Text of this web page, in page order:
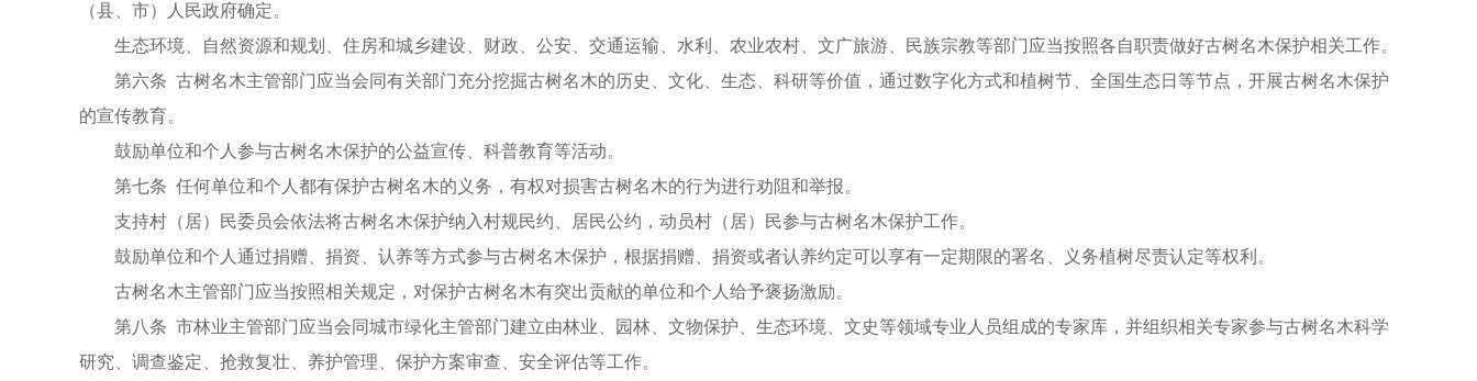
（县、市）人民政府确定。
生态环境、自然资源和规划、住房和城乡建设、财政、公安、交通运输、水利、农业农村、文广旅游、民族宗教等部门应当按照各自职责做好古树名木保护相关工作。
第六条 古树名木主管部门应当会同有关部门充分挖掘古树名木的历史、文化、生态、科研等价值，通过数字化方式和植树节、全国生态日等节点，开展古树名木保护
的宣传教育。
鼓励单位和个人参与古树名木保护的公益宣传、科普教育等活动。
第七条 任何单位和个人都有保护古树名木的义务，有权对损害古树名木的行为进行劝阻和举报。
支持村（居）民委员会依法将古树名木保护纳入村规民约、居民公约，动员村（居）民参与古树名木保护工作。
鼓励单位和个人通过捐赠、捐资、认养等方式参与古树名木保护，根据捐赠、捐资或者认养约定可以享有一定期限的署名、义务植树尽责认定等权利。
古树名木主管部门应当按照相关规定，对保护古树名木有突出贡献的单位和个人给予褒扬激励。
第八条 市林业主管部门应当会同城市绿化主管部门建立由林业、园林、文物保护、生态环境、文史等领域专业人员组成的专家库，并组织相关专家参与古树名木科学
研究、调查鉴定、抢救复壮、养护管理、保护方案审查、安全评估等工作。